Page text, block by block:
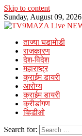
Skip to content
Sunday, August 09, 2026
ताज्या घडामोडी
राजकारण
देश-विदेश
महाराष्ट्र
क्राईम डायरी
आरोग्य
क्राईम डायरी
क्रीडांगण
व्हिडीओ
Search for: